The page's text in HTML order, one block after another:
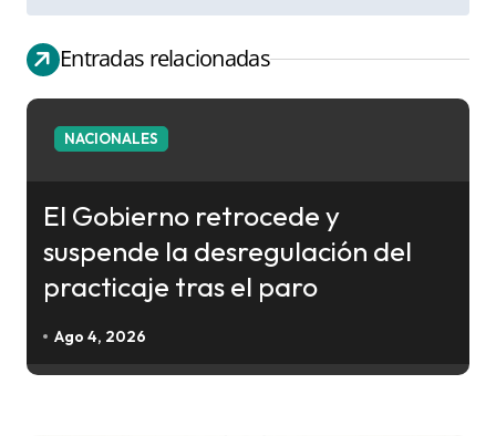
e
g
a
t
Entradas relacionadas
NACIONALES
El Gobierno retrocede y
suspende la desregulación del
practicaje tras el paro
Ago 4, 2026